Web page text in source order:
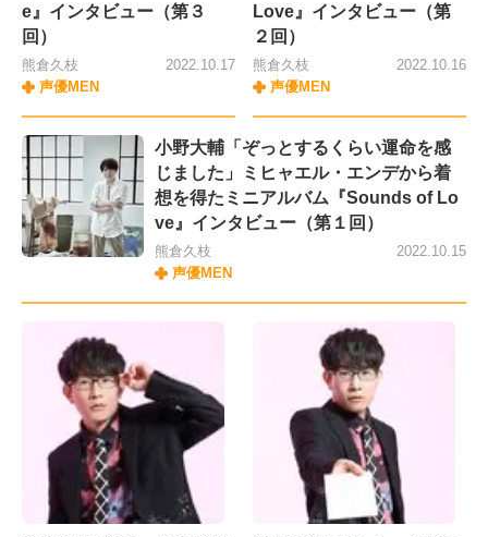
e』インタビュー（第３
回）
熊倉久枝
声優MEN
2022.10.17
Love』インタビュー（第
２回）
熊倉久枝
声優MEN
2022.10.16
小野大輔「ぞっとするくらい運命を感
じました」ミヒャエル・エンデから着
想を得たミニアルバム『Sounds of Lo
ve』インタビュー（第１回）
熊倉久枝
声優MEN
2022.10.15